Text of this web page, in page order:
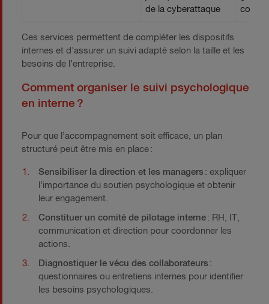
de la cyberattaque
Ces services permettent de compléter les dispositifs
internes et d’assurer un suivi adapté selon la taille et les
besoins de l’entreprise.
Comment organiser le suivi psychologique
en interne ?
Pour que l’accompagnement soit efficace, un plan
structuré peut être mis en place :
Sensibiliser la direction et les managers : expliquer
l’importance du soutien psychologique et obtenir
leur engagement.
Constituer un comité de pilotage interne : RH, IT,
communication et direction pour coordonner les
actions.
Diagnostiquer le vécu des collaborateurs :
questionnaires ou entretiens internes pour identifier
les besoins psychologiques.